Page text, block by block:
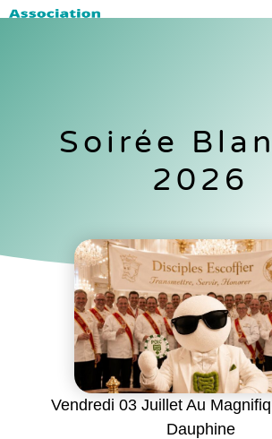
Soirée
2026
Vendredi 03 Juillet Au
Dauphine